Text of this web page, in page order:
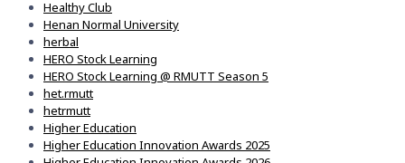
Healthy Club
Henan Normal University
herbal
HERO Stock Learning
HERO Stock Learning @ RMUTT Season 5
het.rmutt
hetrmutt
Higher Education
Higher Education Innovation Awards 2025